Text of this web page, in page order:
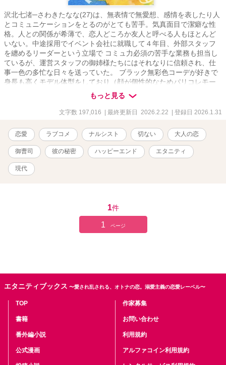
沢北七渚─さわきたなな(27)は、無表情で無愛想、感情を表したり人
とコミュニケーションをとるのがとても苦手。気真面目で潔癖な性
格。人との関係が希薄で、恋人どころか友人と呼べる人もほとんど
いない。中途採用でイベント会社に就職して４年目、外部スタッフ
を纏めるリーダーという立場で コミュ力必須の苦手な業務も担当し
ているが、運営スタッフの御姉様たちにはそれなりに信頼され、仕
事一色の多忙な日々を送っていた。 ブラック無彩色コーデが好きで
身長も高くモデル体型をしており（顔が個性的なためパリコレモー
ド系と自虐)裏では〝魔女子〟と呼ばれているが本人もそれを知って
いる。 男性受けの良い可愛げのあるタイプではないと自覚してお
り、けれどいつかは結婚して家庭を持ちたいという願望はあり、
ある。訳ありの新人教育で、とある大企業の社長のご子息を担当す
ることになってしまう。 七渚と同時期に中途で入社し、同じ部で同
じような立ち位置で働いている 河上透弥─かわかみ とうや(29)は、
七渚とは対照的な人たらしの自信家で、その場にいるだけで人が集
まってくるような人気者。顔には〝女性大好き〟と書いてあるモテ
男で、軽い。３年以上一緒に働いているが、仕事上の関わりしかな
一緒になっただけの人、と距離を置いている。 お洒落でセンスが良
く、ファッションも個性的だがとてもよく似合っている。センター
分け天然パーマでくるくるのヘアスタイルも、あれは相当自分に自
信がないとできない髪型だな……と、やや小馬鹿にしながら、七渚
もっと見る
文字数 197,016 | 最終更新日 2026.2.22 | 登録日 2026.1.31
恋愛 ラブコメ ナルシスト 切ない 大人の恋
御曹司 彼の秘密 ハッピーエンド エタニティ
現代
1件
1 ページ
エタニティブックス 〜愛され乱される、オトナの恋。溺愛主義の恋愛レーベル〜
TOP
書籍
番外編小説
公式漫画
作家募集
お問い合わせ
利用規約
アルファコイン利用規約